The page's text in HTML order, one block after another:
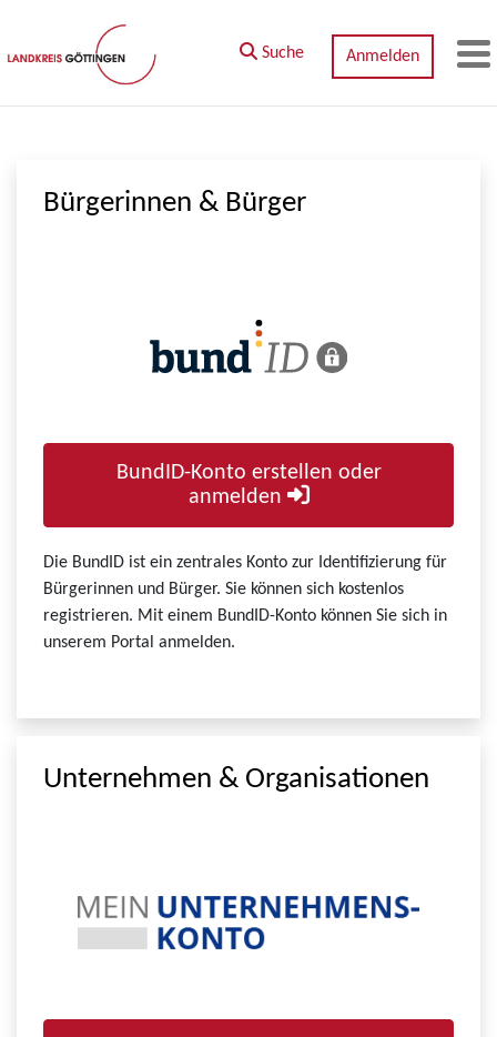
Zum Hauptinhalt springen
Suche Anmelden
Bürgerinnen & Bürger
BundID-Konto erstellen oder
anmelden
Die BundID ist ein zentrales Konto zur Identifizierung für
Bürgerinnen und Bürger. Sie können sich kostenlos
registrieren. Mit einem BundID-Konto können Sie sich in
unserem Portal anmelden.
Unternehmen & Organisationen